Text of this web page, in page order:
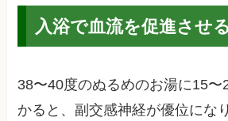
入浴で血流を促進させる
38〜40度のぬるめのお湯に15〜
かると、副交感神経が優位にな